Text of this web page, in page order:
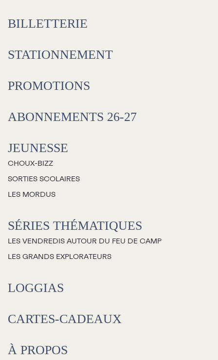
BILLETTERIE
STATIONNEMENT
PROMOTIONS
ABONNEMENTS 26-27
JEUNESSE
CHOUX-BIZZ
SORTIES SCOLAIRES
LES MORDUS
SÉRIES THÉMATIQUES
LES VENDREDIS AUTOUR DU FEU DE CAMP
LES GRANDS EXPLORATEURS
LOGGIAS
CARTES-CADEAUX
À PROPOS